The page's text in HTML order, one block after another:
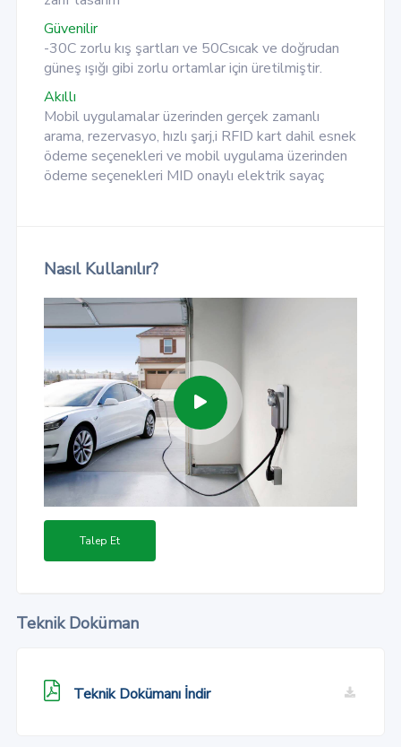
Güvenilir
-30C zorlu kış şartları ve 50Csıcak ve doğrudan
güneş ışığı gibi zorlu ortamlar için üretilmiştir.
Akıllı
Mobil uygulamalar üzerinden gerçek zamanlı
arama, rezervasyo, hızlı şarj,i RFID kart dahil esnek
ödeme seçenekleri ve mobil uygulama üzerinden
ödeme seçenekleri MID onaylı elektrik sayaç
Nasıl Kullanılır?
Talep Et
Teknik Doküman
Teknik Dokümanı İndir